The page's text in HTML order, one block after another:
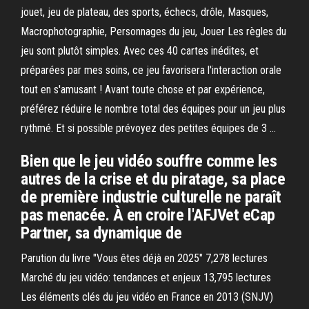
jouet, jeu de plateau, des sports, échecs, drôle, Masques,
Macrophotographie, Personnages du jeu, Jouer Les règles du
jeu sont plutôt simples. Avec ces 40 cartes inédites, et
préparées par mes soins, ce jeu favorisera l'interaction orale
tout en s'amusant ! Avant toute chose et par expérience,
préférez réduire le nombre total des équipes pour un jeu plus
rythmé. Et si possible prévoyez des petites équipes de 3 …
Bien que le jeu vidéo souffre comme les
autres de la crise et du piratage, sa place
de première industrie culturelle ne paraît
pas menacée. À en croire l'AFJVet eCap
Partner, sa dynamique de
Parution du livre "Vous êtes déjà en 2025" 7,278 lectures
Marché du jeu vidéo: tendances et enjeux 13,795 lectures
Les éléments clés du jeu vidéo en France en 2013 (SNJV)